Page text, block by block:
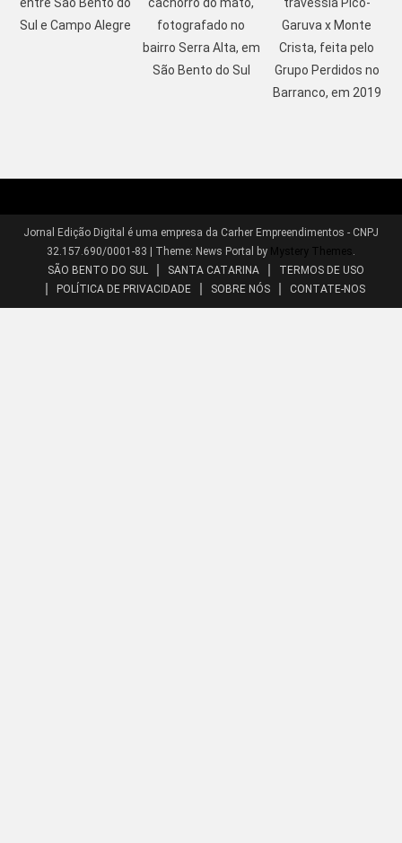
Sul e Campo Alegre
fotografado no
bairro Serra Alta, em
São Bento do Sul
Garuva x Monte
Crista, feita pelo
Grupo Perdidos no
Barranco, em 2019
Jornal Edição Digital é uma empresa da Carher Empreendimentos - CNPJ
32.157.690/0001-83 | Theme: News Portal by Mystery Themes
SÃO BENTO DO SUL
SANTA CATARINA
TERMOS DE USO
POLÍTICA DE PRIVACIDADE
SOBRE NÓS CONTATE-NOS